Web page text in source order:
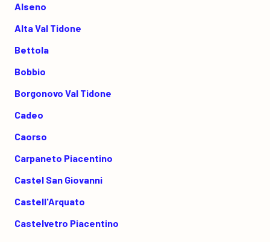
Alseno
Alta Val Tidone
Bettola
Bobbio
Borgonovo Val Tidone
Cadeo
Caorso
Carpaneto Piacentino
Castel San Giovanni
Castell'Arquato
Castelvetro Piacentino